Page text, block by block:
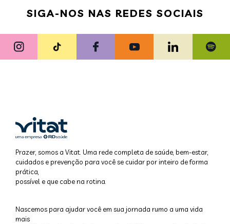
SIGA-NOS NAS REDES SOCIAIS
Prazer, somos a Vitat. Uma rede completa de saúde, bem-estar,
cuidados e prevenção para você se cuidar por inteiro de forma
prática,
possível e que cabe na rotina.
Nascemos para ajudar você em sua jornada rumo a uma vida
mais